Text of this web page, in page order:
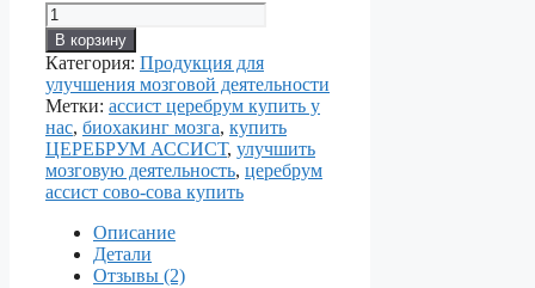
Количество
товара
Церебрум
АССИСТ
—
для
улучшения
памяти,
внимания,
интеллекта
В корзину
Категория: Продукция для
улучшения мозговой деятельности
Метки: ассист церебрум купить у
нас, биохакинг мозга, купить
ЦЕРЕБРУМ АССИСТ, улучшить
мозговую деятельность, церебрум
ассист сово-сова купить
Описание
Детали
Отзывы (2)